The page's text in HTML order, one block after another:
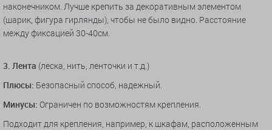
наконечником. Лучше крепить за декоративным элементом
(шарик, фигура гирлянды), чтобы не было видно. Расстояние
между фиксацией 30-40см.
3. Лента (леска, нить, ленточки и т.д.)
Плюсы: Безопасный способ, надежный.
Минусы: Ограничен по возможностям крепления.
Подходит для крепления, например, к шкафам, расположенным